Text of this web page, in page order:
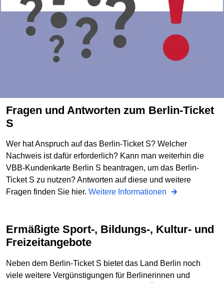
Fragen und Antworten zum Berlin-Ticket
S
Wer hat Anspruch auf das Berlin-Ticket S? Welcher
Nachweis ist dafür erforderlich? Kann man weiterhin die
VBB-Kundenkarte Berlin S beantragen, um das Berlin-
Ticket S zu nutzen? Antworten auf diese und weitere
Fragen finden Sie hier. Weitere Informationen
Ermäßigte Sport-, Bildungs-, Kultur- und
Freizeitangebote
Neben dem Berlin-Ticket S bietet das Land Berlin noch
viele weitere Vergünstigungen für Berlinerinnen und